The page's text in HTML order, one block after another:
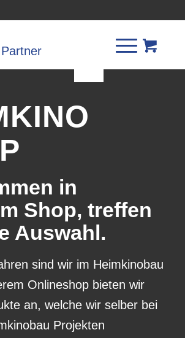
in
Shop, treffen
Auswahl.
sind wir im Heimkinobau
Onlineshop bieten wir
an, welche wir selber bei
Projekten